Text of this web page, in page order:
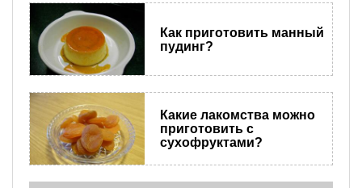
Как приготовить манный
пудинг?
Какие лакомства можно
приготовить с
сухофруктами?